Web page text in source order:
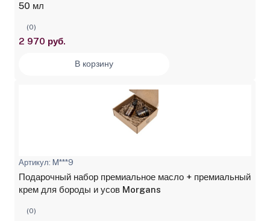
50 мл
(0)
2 970 руб.
В корзину
Артикул: M***9
Подарочный набор премиальное масло + премиальный
крем для бороды и усов Morgans
(0)